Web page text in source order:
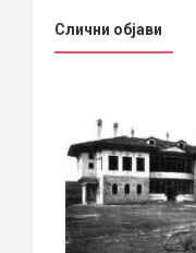
Слични објави